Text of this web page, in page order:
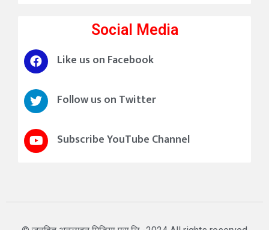
Social Media
Like us on Facebook
Follow us on Twitter
Subscribe YouTube Channel